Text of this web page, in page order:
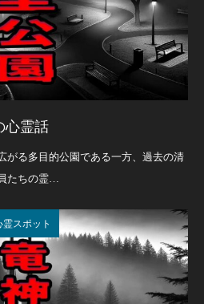
心霊話
がる多目的公園である一方、過去の清
たちの霊…
スポット